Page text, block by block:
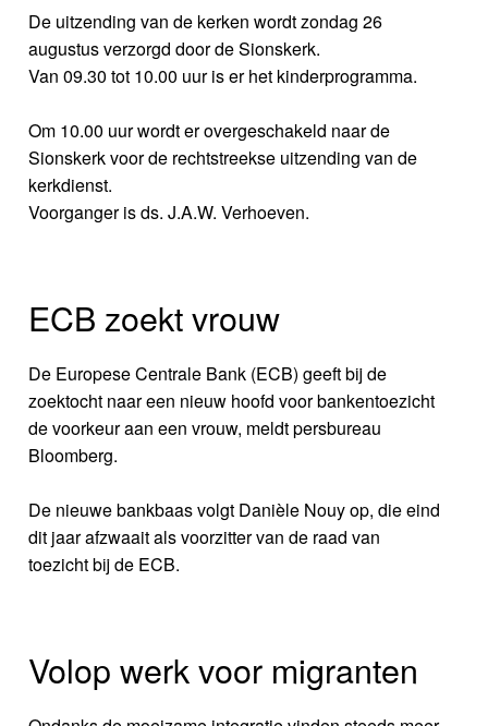
De uitzending van de kerken wordt zondag 26
augustus verzorgd door de Sionskerk.
Van 09.30 tot 10.00 uur is er het kinderprogramma.
Om 10.00 uur wordt er overgeschakeld naar de
Sionskerk voor de rechtstreekse uitzending van de
kerkdienst.
Voorganger is ds. J.A.W. Verhoeven.
ECB zoekt vrouw
De Europese Centrale Bank (ECB) geeft bij de
zoektocht naar een nieuw hoofd voor bankentoezicht
de voorkeur aan een vrouw, meldt persbureau
Bloomberg.
De nieuwe bankbaas volgt Danièle Nouy op, die eind
dit jaar afzwaait als voorzitter van de raad van
toezicht bij de ECB.
Volop werk voor migranten